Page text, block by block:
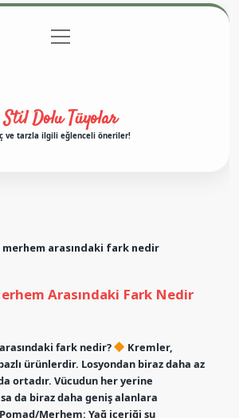
Gizlilik Politikası
menüyü
aç
Stil Dolu Tüyolar
ve tarzla ilgili eğlenceli öneriler!
merhem arasındaki fark nedir
Arasındaki Fark Nedir
fark nedir?
Kremler,
ürünlerdir. Losyondan biraz daha az
ortadır. Vücudun her yerine
da biraz daha geniş alanlara
Pomad/Merhem: Yağ içeriği su